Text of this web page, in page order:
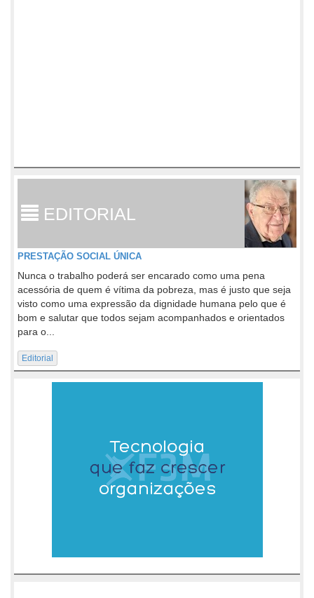
EDITORIAL
PRESTAÇÃO SOCIAL ÚNICA
Nunca o trabalho poderá ser encarado como uma pena
acessória de quem é vítima da pobreza, mas é justo que seja
visto como uma expressão da dignidade humana pelo que é
bom e salutar que todos sejam acompanhados e orientados
para o...
Editorial